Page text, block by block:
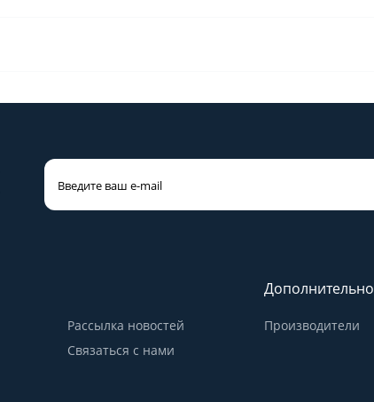
Рассылка новостей
Связаться с нами
Дополнительно
Производители